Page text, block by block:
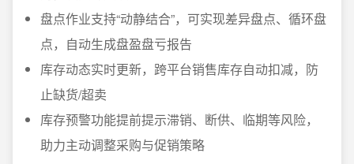
盘点作业支持“动静结合”，可实现差异盘点、循环盘
点，自动生成盘盈盘亏报告
库存动态实时更新，跨平台销售库存自动扣减，防
止缺货/超卖
库存预警功能提前提示滞销、断供、临期等风险，
助力主动调整采购与促销策略